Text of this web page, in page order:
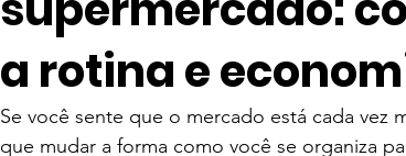
a rotina e
Se você sente que o mercado está cada vez
que mudar a forma como você se organiza